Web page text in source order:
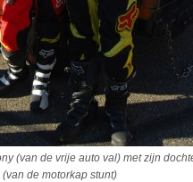
(van de vrije auto val) met zijn
(van de motorkap stunt)